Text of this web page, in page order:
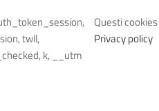
twll,
k, __utm
Questi
Privacy policy